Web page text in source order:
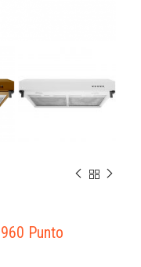
Punto